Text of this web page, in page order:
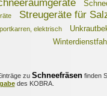
Streugeräte für
elektrisch
zu Schneefräsenfinden
des KOBRA.